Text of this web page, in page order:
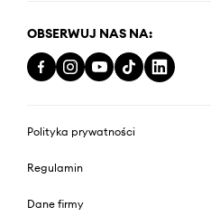
OBSERWUJ NAS NA:
Polityka prywatności
Regulamin
Dane firmy